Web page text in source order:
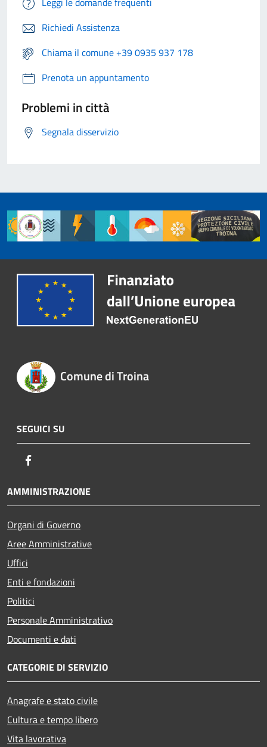
Richiedi Assistenza
Chiama il comune +39 0935 937 178
Prenota un appuntamento
Problemi in città
Segnala disservizio
Comune di Troina
SEGUICI SU
AMMINISTRAZIONE
Organi di Governo
Aree Amministrative
Uffici
Enti e fondazioni
Politici
Personale Amministrativo
Documenti e dati
CATEGORIE DI SERVIZIO
Anagrafe e stato civile
Cultura e tempo libero
Vita lavorativa